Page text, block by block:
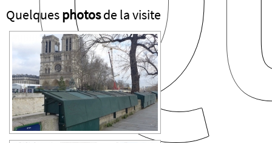
Quelquesphotosde la visite